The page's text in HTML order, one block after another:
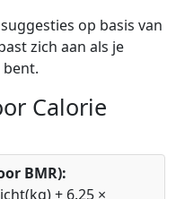
op basis van
zich aan als je
Calorie
BMR):
+ 6.25 ×